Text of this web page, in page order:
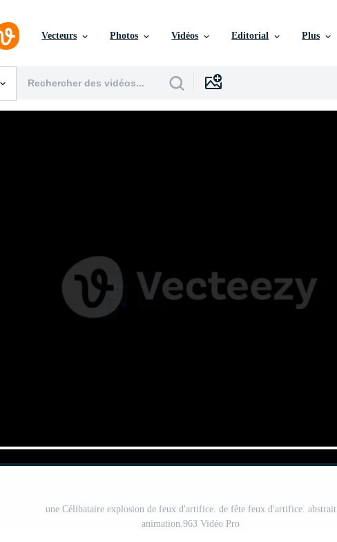
Vecteurs Photos Vidéos Editorial Plus
une Célibataire explosion de feux d'artifice. de fête feux d'artifice. abstrait
animation.963 Vidéo Pro